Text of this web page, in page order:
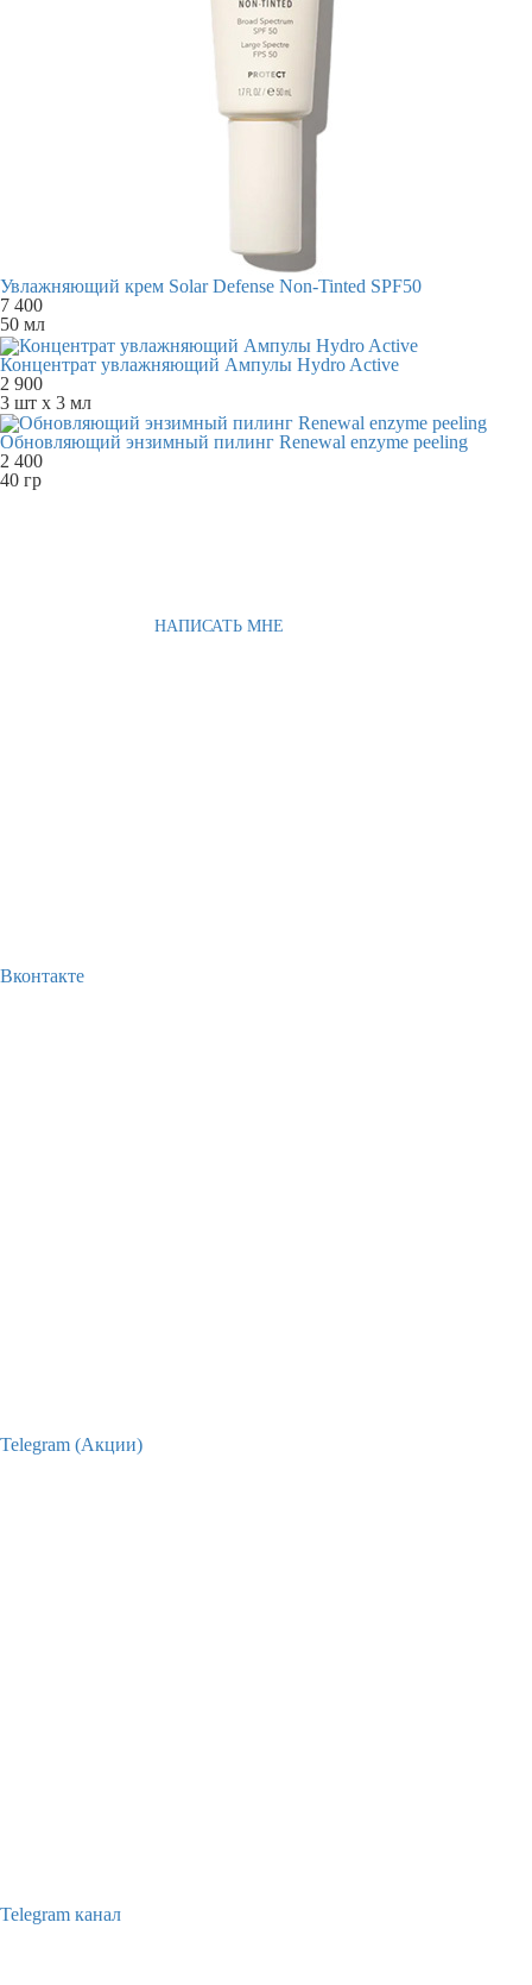
Увлажняющий крем Solar Defense Non-Tinted SPF50
7 400
50 мл
Концентрат увлажняющий Ампулы Hydro Active
2 900
3 шт х 3 мл
Обновляющий энзимный пилинг Renewal enzyme peeling
2 400
40 гр
НАПИСАТЬ МНЕ
Вконтакте
Telegram (Акции)
Telegram канал